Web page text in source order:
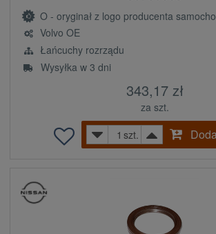
O - oryginał z logo producenta
Volvo OE
Łańcuchy rozrządu
Wysyłka w 3 dni
343,17 zł
za szt.
szt.